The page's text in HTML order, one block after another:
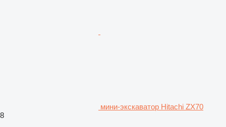
мини-экскаватор Hitachi ZX70
8